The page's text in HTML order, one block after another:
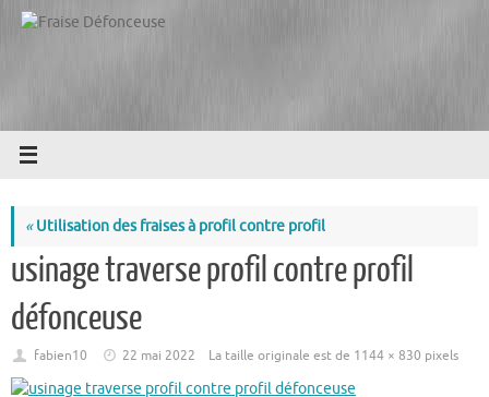
Passer
«Utilisation des fraises à profil contre profil
usinage traverse profil contre profil
défonceuse
fabien10 22 mai 2022 La taille originale est de 1144 × 830 pixels